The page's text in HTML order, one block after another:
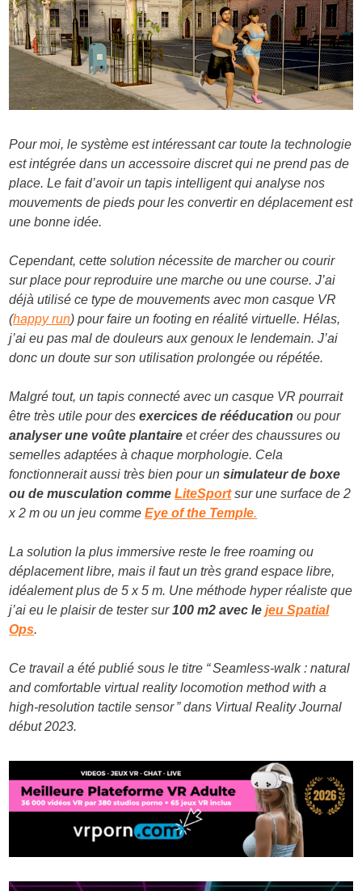
Pour moi, le système est intéressant car toute la technologie
est intégrée dans un accessoire discret qui ne prend pas de
place. Le fait d’avoir un tapis intelligent qui analyse nos
mouvements de pieds pour les convertir en déplacement est
une bonne idée.
Cependant, cette solution nécessite de marcher ou courir
sur place pour reproduire une marche ou une course. J’ai
déjà utilisé ce type de mouvements avec mon casque VR
(happy run) pour faire un footing en réalité virtuelle. Hélas,
j’ai eu pas mal de douleurs aux genoux le lendemain. J’ai
donc un doute sur son utilisation prolongée ou répétée.
Malgré tout, un tapis connecté avec un casque VR pourrait
être très utile pour desexercices de rééducation ou pour
analyser une voûte plantaire et créer des chaussures ou
semelles adaptées à chaque morphologie. Cela
fonctionnerait aussi très bien pour unsimulateur de boxe
ou de musculation commeLiteSportsur une surface de 2
x 2 m ou un jeu commeEye of the Temple.
La solution la plus immersive reste le free roaming ou
déplacement libre, mais il faut un très grand espace libre,
idéalement plus de 5 x 5 m. Une méthode hyper réaliste que
j’ai eu le plaisir de tester sur100 m2 avec lejeu Spatial
Ops.
Ce travail a été publié sous le titre “ Seamless-walk : natural
and comfortable virtual reality locomotion method with a
high-resolution tactile sensor ” dans Virtual Reality Journal
début 2023.